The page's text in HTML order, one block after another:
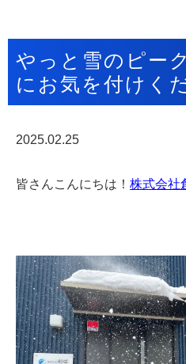
やっと雪のピー
にお気を付けく
2025.02.25
皆さんこんにちは！ 株式会社